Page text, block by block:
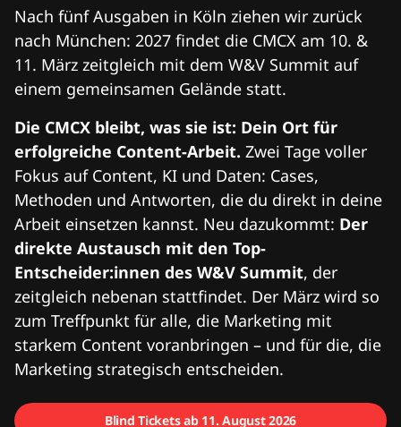
Nach fünf Ausgaben in Köln ziehen wir zurück
nach München: 2027 findet die CMCX am 10. &
11. März zeitgleich mit dem W&V Summit auf
einem gemeinsamen Gelände statt.
Die CMCX bleibt, was sie ist: Dein Ort für
erfolgreiche Content-Arbeit. Zwei Tage voller
Fokus auf Content, KI und Daten: Cases,
Methoden und Antworten, die du direkt in deine
Arbeit einsetzen kannst. Neu dazukommt: Der
direkte Austausch mit den Top-
Entscheider:innen des W&V Summit, der
zeitgleich nebenan stattfindet. Der März wird so
zum Treffpunkt für alle, die Marketing mit
starkem Content voranbringen – und für die, die
Marketing strategisch entscheiden.
Blind Tickets ab 11. August 2026